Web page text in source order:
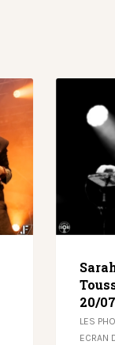
20/
LES
ECRAN